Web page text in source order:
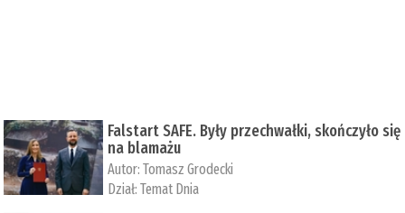
Falstart SAFE. Były przechwałki, skończyło się
na blamażu
Autor:Tomasz Grodecki
Dział:Temat Dnia